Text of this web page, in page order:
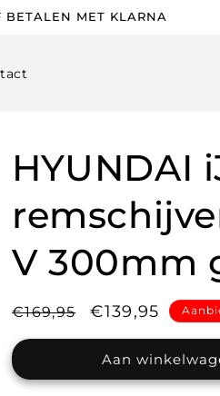
BETALEN MET KLARNA
HYUNDAI
V 300mm
Normale
prijs
€169,95 €139,95
Aan